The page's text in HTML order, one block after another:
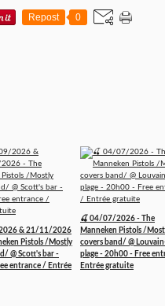
Repost 0
& 21/11/2026
Pistols /Mostly
@ Scott's bar -
entrance / Entrée
🍒 04/07/2026 - The
Manneken Pistols /
covers band/ @
plage - 20h00 - Free
Entrée gratuite